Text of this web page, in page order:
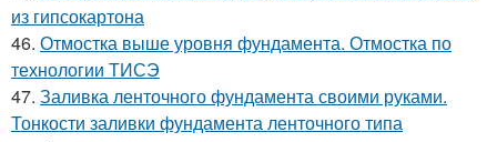
из гипсокартона
46. Отмостка выше уровня фундамента. Отмостка по
технологии ТИСЭ
47. Заливка ленточного фундамента своими руками.
Тонкости заливки фундамента ленточного типа